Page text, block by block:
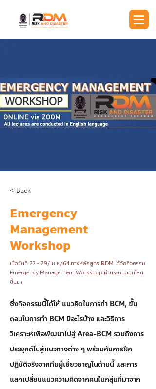
< Back
Emergency
Management
Workshop
เมื่อวันที่ 27 - 29/เม.ย/64 ทางหลักสูตร RDM ได้จัดกิจกรรม
Emergency Management Workshop ผ่านระบบออนไลน์
ขึ้นมา
ซึ่งกิจกรรมนี้ได้ให้ แนวคิดในการทำ BCM, ขั้น
ตอนในการทำ BCM มีอะไรบ้าง และวิธีการ
วิเคราะห์เพื่อพัฒนาไปสู่ Area-BCM รวมถึงการ
ประยุกต์ไปสู่แนวทางต่าง ๆ พร้อมกับการฝึก
ปฏิบัติจริงจากทีมผู้เชี่ยวชาญในด้านนี้ และการ
แลกเปลี่ยนแนวความคิดจากคนในกลุ่มที่มาจาก